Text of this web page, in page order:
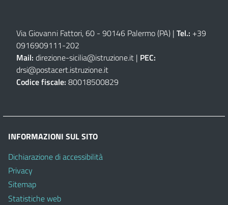
Via Giovanni Fattori, 60 - 90146 Palermo (PA) | Tel.: +39
0916909111-202
Mail: direzione-sicilia@istruzione.it | PEC:
drsi@postacert.istruzione.it
Codice fiscale: 80018500829
INFORMAZIONI SUL SITO
Dichiarazione di accessibilità
Privacy
Sitemap
Statistiche web